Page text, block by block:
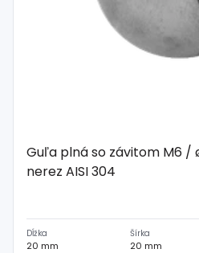
Guľa plná so závitom M6 /
nerez AISI 304
Dĺžka
20 mm
Šírka
20 mm